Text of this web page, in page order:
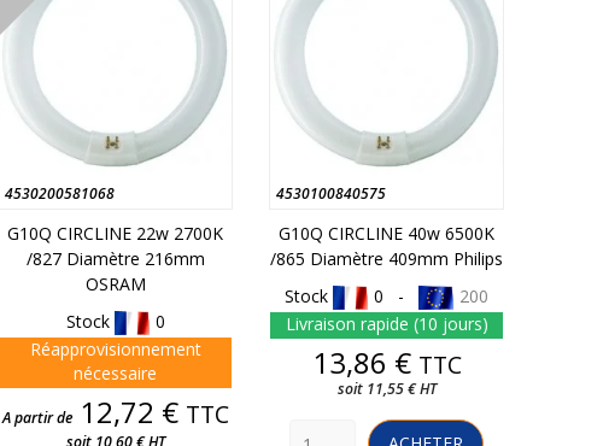
4530200581068
G10Q CIRCLINE 22w 2700K
/827 Diamètre 216mm
OSRAM
Stock
0
Réapprovisionnement
nécessaire
Prix
A partir de 12,72 € TTC
4530100840575
G10Q CIRCLINE 40w 6500K
/865 Diamètre 409mm Philips
Stock
0 -
200
Livraison rapide (10 jours)
Prix
13,86 € TTC
soit 11,55 € HT